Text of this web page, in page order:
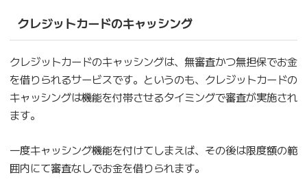
クレジットカードのキャッシング
クレジットカードのキャッシングは、無審査かつ無担保でお金
を借りられるサービスです。というのも、クレジットカードの
キャッシングは機能を付帯させるタイミングで審査が実施され
ます。
一度キャッシング機能を付けてしまえば、その後は限度額の範
囲内にて審査なしでお金を借りられます。